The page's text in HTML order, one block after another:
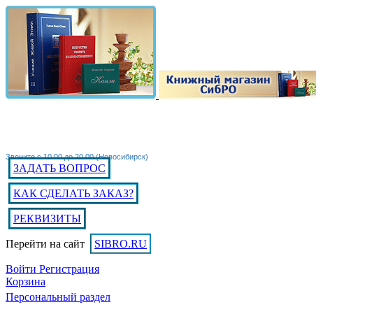
Звоните с 10.00 до 20.00 (Новосибирск)
ЗАДАТЬ ВОПРОС
КАК СДЕЛАТЬ ЗАКАЗ?
РЕКВИЗИТЫ
Перейти на сайт SIBRO.RU
Войти Регистрация
Корзина
Персональный раздел